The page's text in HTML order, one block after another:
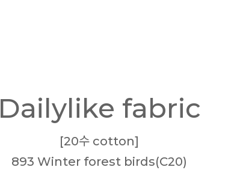
Dailylike fabric
[20수 cotton]
893 Winter forest birds(C20)